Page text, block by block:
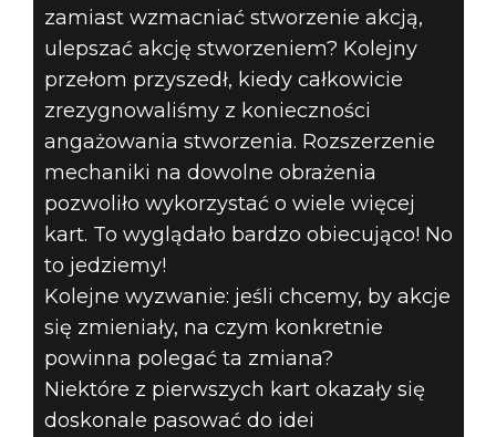
zamiast wzmacniać stworzenie akcją,
ulepszać akcję stworzeniem? Kolejny
przełom przyszedł, kiedy całkowicie
zrezygnowaliśmy z konieczności
angażowania stworzenia. Rozszerzenie
mechaniki na dowolne obrażenia
pozwoliło wykorzystać o wiele więcej
kart. To wyglądało bardzo obiecująco! No
to jedziemy!
Kolejne wyzwanie: jeśli chcemy, by akcje
się zmieniały, na czym konkretnie
powinna polegać ta zmiana?
Niektóre z pierwszych kart okazały się
doskonale pasować do idei